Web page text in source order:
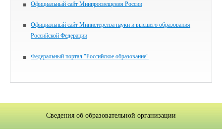
Официальный сайт Минпросвещения России
Официальный сайт Министерства науки и высшего образования
Российской Федерации
Федеральный портал "Российское образование"
Сведения об образовательной организации